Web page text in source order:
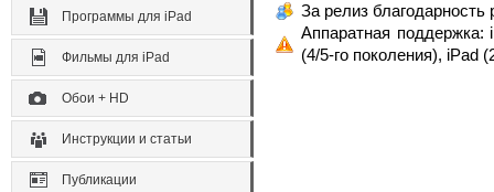
Программы для iPad
Фильмы для iPad
Обои + HD
Инструкции и статьи
Публикации
За релиз
Аппаратная поддержка:
(4/5-го поколения), iPad